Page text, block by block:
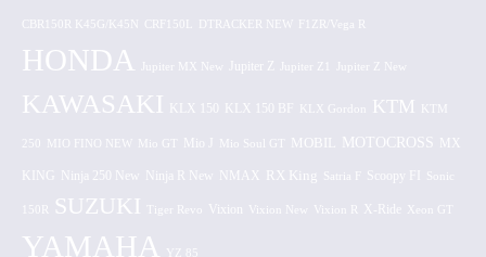
CBR150R K45G/K45N CRF150L DTRACKER NEW F1ZR/Vega R
HONDA Jupiter MX New Jupiter Z
KAWASAKI KLX 150 KLX 150 BF KLX Gordon KTM KTM
250 MIO FINO NEW Mio GT Mio J Mio Soul GT MOBIL MOTOCROSS MX
KING Ninja 250 New Ninja R New NMAX RX King Satria F Scoopy FI Sonic
150R SUZUKI Tiger Revo Vixion Vixion New Vixion R X-Ride Xeon GT
YAMAHA YZ 85